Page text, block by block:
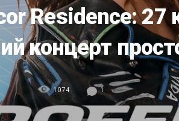
Residence: 27
концерт
1074 1